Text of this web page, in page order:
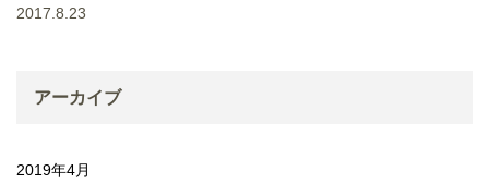
2017.8.23
アーカイブ
2019年4月